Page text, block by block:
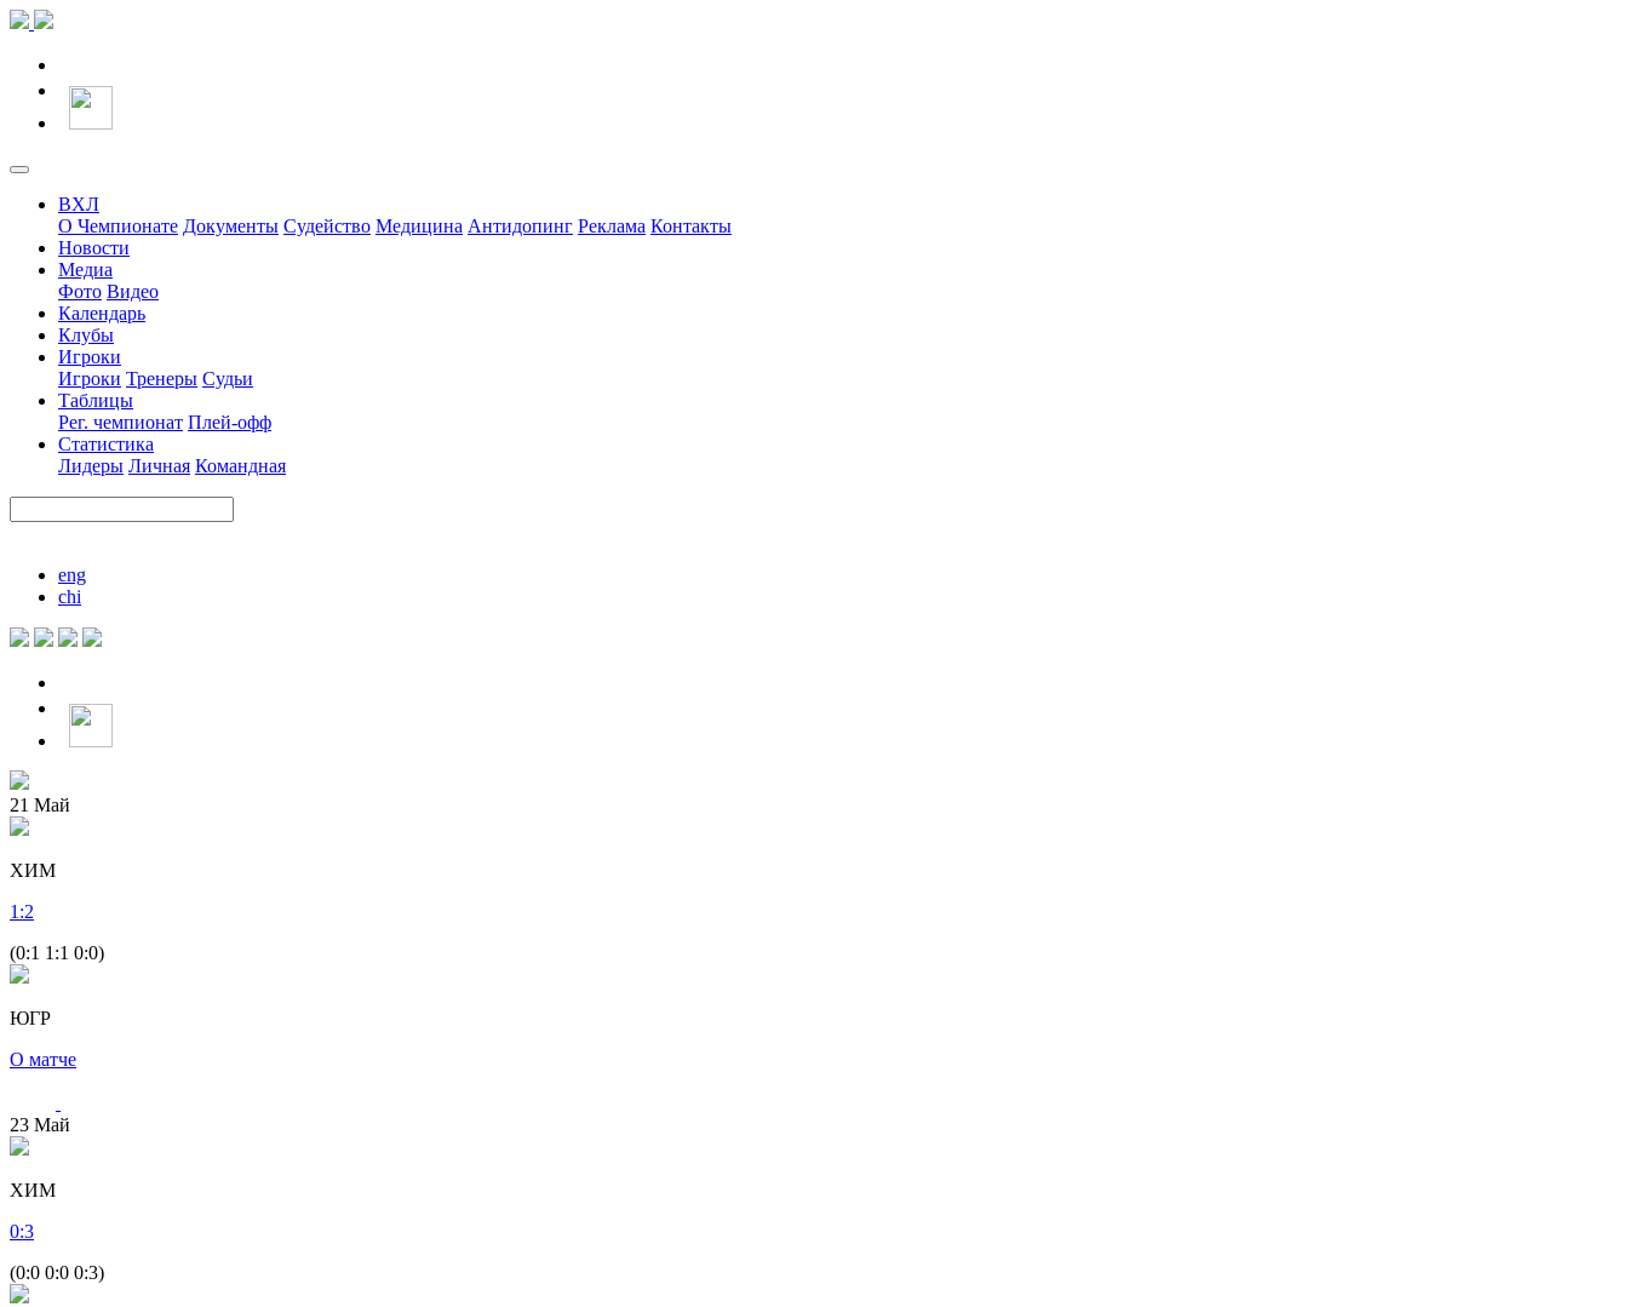
ВХЛ
О Чемпионате Документы Судейство Медицина Антидопинг Реклама Контакты
Новости
Медиа
Фото Видео
Календарь
Клубы
Игроки
Игроки Тренеры Судьи
Таблицы
Рег. чемпионат Плей-офф
Статистика
Лидеры Личная Командная
eng
chi
21 Май
ХИМ
1 :2
(0:1 1:1 0:0)
ЮГР
О матче
23 Май
ХИМ
0:3
(0:0 0:0 0:3)